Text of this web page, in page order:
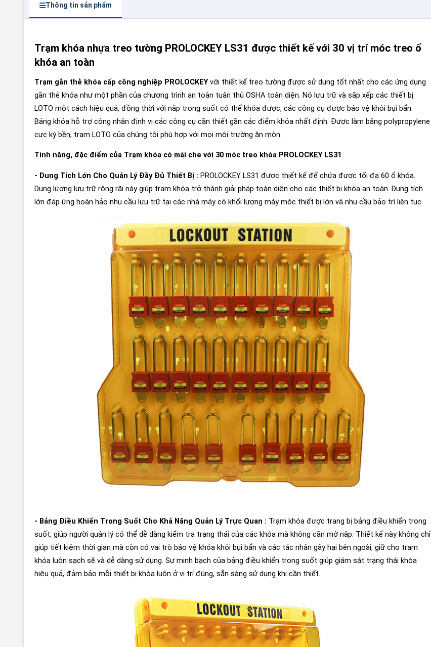
Thông tin sản phẩm
Trạm khóa nhựa treo tường PROLOCKEY LS31 được thiết kế với 30 vị trí móc treo ổ
khóa an toàn
Trạm gắn thẻ khóa cấp công nghiệp PROLOCKEYvới thiết kế treo tường được sử dụng tốt nhất cho các ứng dụng
gắn thẻ khóa như một phần của chương trình an toàn tuân thủ OSHA toàn diện. Nó lưu trữ và sắp xếp các thiết bị
LOTO một cách hiệu quả, đồng thời với nắp trong suốt có thể khóa được, các công cụ được bảo vệ khỏi bụi bẩn.
Bảng khóa hỗ trợ công nhân định vị các công cụ cần thiết gần các điểm khóa nhất định. Được làm bằng polypropylene
cực kỳ bền, trạm LOTO của chúng tôi phù hợp với mọi môi trường ăn mòn.
Tính năng, đặc điểm của Trạm khóa có mái che với 30 móc treo khóa PROLOCKEY LS31
- Dung Tích Lớn Cho Quản Lý Đầy Đủ Thiết Bị : PROLOCKEY LS31 được thiết kế để chứa được tối đa 60 ổ khóa.
Dung lượng lưu trữ rộng rãi này giúp trạm khóa trở thành giải pháp toàn diện cho các thiết bị khóa an toàn. Dung tích
lớn đáp ứng hoàn hảo nhu cầu lưu trữ tại các nhà máy có khối lượng máy móc thiết bị lớn và nhu cầu bảo trì liên tục.
- Bảng Điều Khiển Trong Suốt Cho Khả Năng Quản Lý Trực Quan : Trạm khóa được trang bị bảng điều khiển trong
suốt, giúp người quản lý có thể dễ dàng kiểm tra trạng thái của các khóa mà không cần mở nắp. Thiết kế này không chỉ
giúp tiết kiệm thời gian mà còn có vai trò bảo vệ khóa khỏi bụi bẩn và các tác nhân gây hại bên ngoài, giữ cho trạm
khóa luôn sạch sẽ và dễ dàng sử dụng. Sự minh bạch của bảng điều khiển trong suốt giúp giám sát trạng thái khóa
hiệu quả, đảm bảo mỗi thiết bị khóa luôn ở vị trí đúng, sẵn sàng sử dụng khi cần thiết.